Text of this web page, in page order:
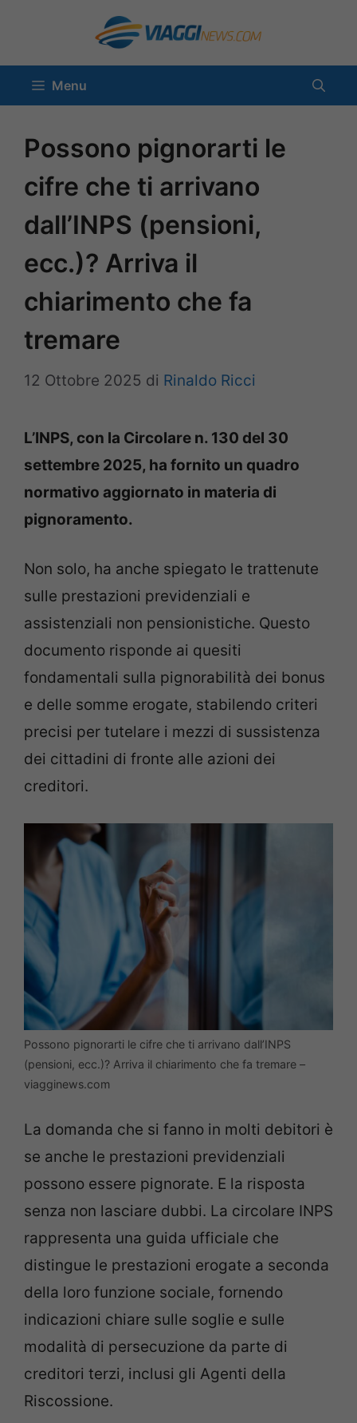
contenuto
Menu
Possono pignorarti le
cifre che ti arrivano
dall’INPS (pensioni,
ecc.)? Arriva il
chiarimento che fa
tremare
12 Ottobre 2025 di Rinaldo Ricci
L’INPS, con la Circolare n. 130 del 30
settembre 2025, ha fornito un quadro
normativo aggiornato in materia di
pignoramento.
Non solo, ha anche spiegato le trattenute
sulle prestazioni previdenziali e
assistenziali non pensionistiche. Questo
documento risponde ai quesiti
fondamentali sulla pignorabilità dei bonus
e delle somme erogate, stabilendo criteri
precisi per tutelare i mezzi di sussistenza
dei cittadini di fronte alle azioni dei
creditori.
Possono pignorarti le cifre che ti arrivano dall’INPS
(pensioni, ecc.)? Arriva il chiarimento che fa tremare –
viagginews.com
La domanda che si fanno in molti debitori è
se anche le prestazioni previdenziali
possono essere pignorate. E la risposta
senza non lasciare dubbi. La circolare INPS
rappresenta una guida ufficiale che
distingue le prestazioni erogate a seconda
della loro funzione sociale, fornendo
indicazioni chiare sulle soglie e sulle
modalità di persecuzione da parte di
creditori terzi, inclusi gli Agenti della
Riscossione.